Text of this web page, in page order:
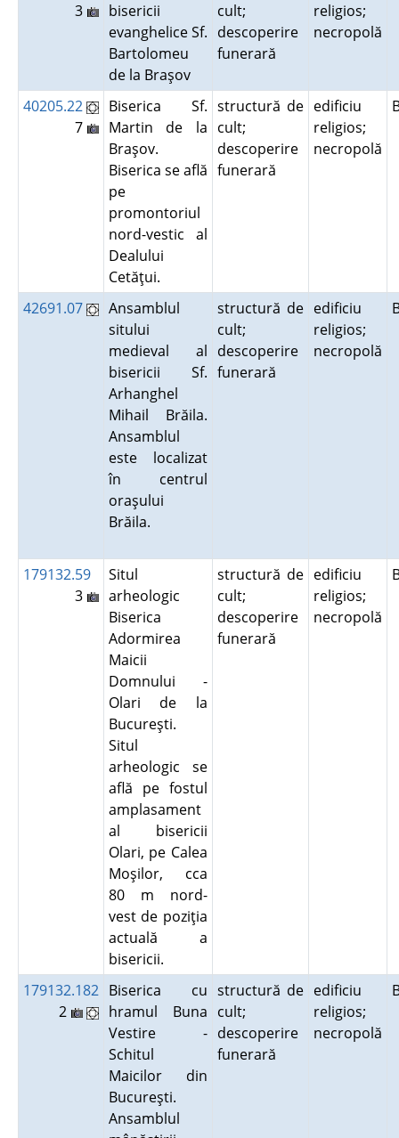
3
bisericii
evanghelice Sf.
Bartolomeu
de la Braşov
cult;
descoperire
funerară
religios;
necropolă
40205.22
7
Biserica Sf.
Martin de la
Braşov.
Biserica se află
pe
promontoriul
nord-vestic al
Dealului
Cetăţui.
structură de
cult;
descoperire
funerară
edificiu
religios;
necropolă
42691.07
Ansamblul
sitului
medieval al
bisericii Sf.
Arhanghel
Mihail Brăila.
Ansamblul
este localizat
în centrul
oraşului
Brăila.
structură de
cult;
descoperire
funerară
edificiu
religios;
necropolă
179132.59
3
Situl
arheologic
Biserica
Adormirea
Maicii
Domnului -
Olari de la
Bucureşti.
Situl
arheologic se
află pe fostul
amplasament
al bisericii
Olari, pe Calea
Moşilor, cca
80 m nord-
vest de poziţia
actuală a
bisericii.
structură de
cult;
descoperire
funerară
edificiu
religios;
necropolă
179132.182
2
Biserica cu
hramul Buna
Vestire -
Schitul
Maicilor din
Bucureşti.
Ansamblul
structură de
cult;
descoperire
funerară
edificiu
religios;
necropolă